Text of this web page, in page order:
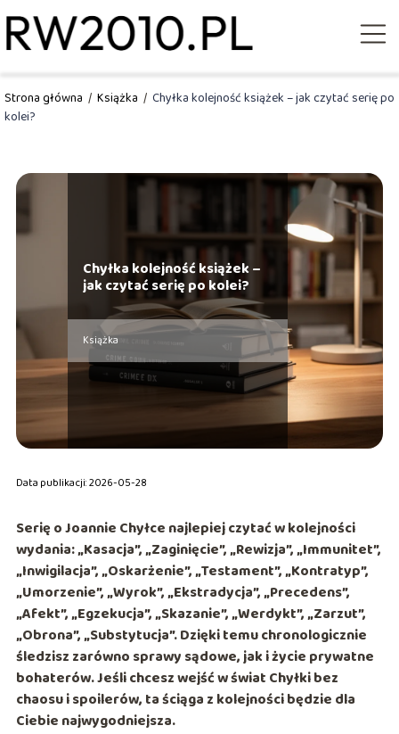
Strona główna / Książka / Chyłka kolejność książek – jak czytać serię po
kolei?
Chyłka kolejność książek –
jak czytać serię po kolei?
Książka
Data publikacji: 2026-05-28
Serię oJoannie Chyłce najlepiej czytać w kolejności
wydania:„Kasacja”, „Zaginięcie”, „Rewizja”, „Immunitet”,
„Inwigilacja”, „Oskarżenie”, „Testament”, „Kontratyp”,
„Umorzenie”, „Wyrok”, „Ekstradycja”, „Precedens”,
„Afekt”, „Egzekucja”, „Skazanie”, „Werdykt”, „Zarzut”,
„Obrona”, „Substytucja”. Dzięki temu chronologicznie
śledzisz zarówno sprawy sądowe, jak i życie prywatne
bohaterów. Jeśli chcesz wejść w świat Chyłki bez
chaosu i spoilerów, ta ściąga z kolejności będzie dla
Ciebie najwygodniejsza.